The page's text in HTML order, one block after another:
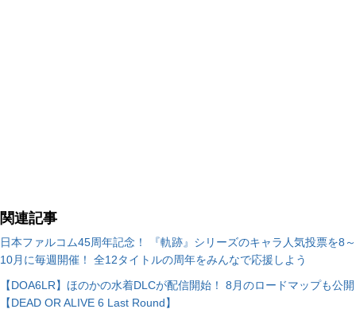
関連記事
日本ファルコム45周年記念！ 『軌跡』シリーズのキャラ人気投票を8～
10月に毎週開催！ 全12タイトルの周年をみんなで応援しよう
【DOA6LR】ほのかの水着DLCが配信開始！ 8月のロードマップも公開
【DEAD OR ALIVE 6 Last Round】